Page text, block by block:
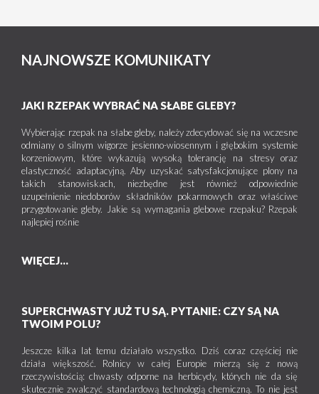
NAJNOWSZE KOMUNIKATY
JAKI RZEPAK WYBRAĆ NA SŁABE GLEBY?
Wybierając rzepak na słabe gleby, należy zdecydować się na wczesne
odmiany o silnym wigorze jesienno-wiosennym i głębokim systemie
korzeniowym, które wykazują wysoką tolerancję na stresy oraz
elastyczność adaptacyjną. Aby uzyskać satysfakcjonujące plony na
takich stanowiskach, niezbędne jest również odpowiednie
uzupełnienie niedoborów składników pokarmowych oraz właściwe
przygotowanie gleby. Jakie są wymagania glebowe rzepaku? Rzepak
najlepiej rośnie
WIĘCEJ...
SUPERCHWASTY JUŻ TU SĄ. PYTANIE: CZY SĄ NA
TWOIM POLU?
Jeszcze kilka lat temu działało wszystko. Dziś coraz częściej nie
działa większość. Rolnicy w całej Europie mierzą się z nową
rzeczywistością: chwasty odporne na herbicydy, których nie da się
skutecznie zwalczyć standardową technologią chemiczną. To nie jest